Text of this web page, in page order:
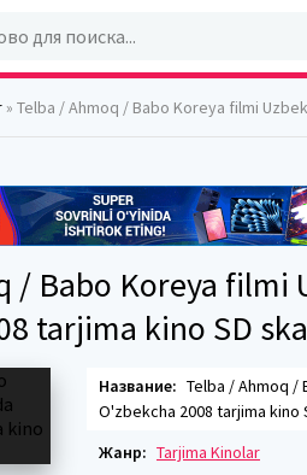
» Telba / Ahmoq / Babo Koreya filmi Uzbek
/ Babo Koreya filmi
tarjima kino SD
Название: Telba / Ahmoq /
O'zbekcha 2008 tarjima kino
Жанр: Tarjima Kinolar